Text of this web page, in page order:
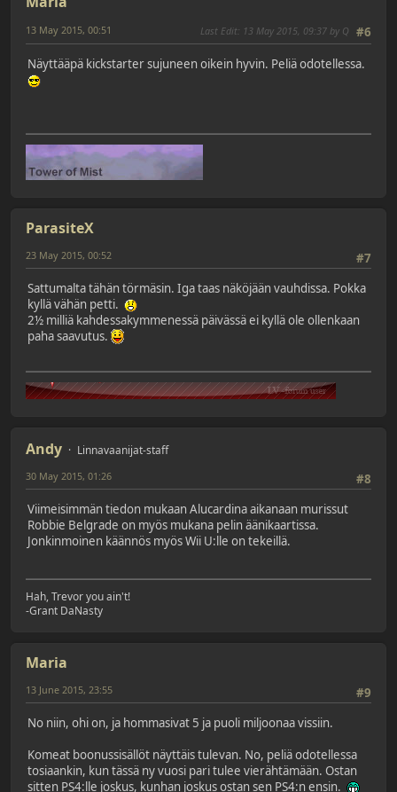
#6
13 May 2015, 00:51 Last Edit: 13 May 2015, 09:37 by Q
Näyttääpä kickstarter sujuneen oikein hyvin. Peliä odotellessa.
ParasiteX
#7
23 May 2015, 00:52
Sattumalta tähän törmäsin. Iga taas näköjään vauhdissa. Pokka
kyllä vähän petti.
2½ milliä kahdessakymmenessä päivässä ei kyllä ole ollenkaan
paha saavutus.
Andy Linnavaanijat-staff
#8
30 May 2015, 01:26
Viimeisimmän tiedon mukaan Alucardina aikanaan murissut
Robbie Belgrade on myös mukana pelin äänikaartissa.
Jonkinmoinen käännös myös Wii U:lle on tekeillä.
Hah, Trevor you ain't!
-Grant DaNasty
Maria
#9
13 June 2015, 23:55
No niin, ohi on, ja hommasivat 5 ja puoli miljoonaa vissiin.
Komeat boonussisällöt näyttäis tulevan. No, peliä odotellessa
tosiaankin, kun tässä ny vuosi pari tulee vierähtämään. Ostan
sitten PS4:lle joskus, kunhan joskus ostan sen PS4:n ensin.